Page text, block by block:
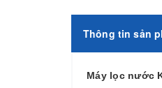
Thông tin sản
Máy lọc nước